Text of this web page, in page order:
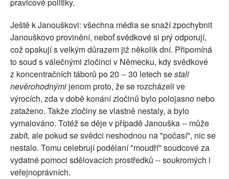
pravicové politiky.
Ještě k Janouškovi: všechna média se snaží zpochybnit
Janouškovo provinění, neboť svědkové si prý odporují,
což opakují s velkým důrazem již několik dní. Připomíná
to soud s válečnými zločinci v Německu, kdy svědkové
z koncentračních táborů po 20 -- 30 letech sestali
nevěrohodnými jenom proto, že se rozcházeli ve
výrocích, zda v době konání zločinů bylo polojasno nebo
zataženo. Takže zločiny se vlastně nestaly, a bylo
vymalováno. Totéž se děje v případě Janouška -- může
zabít, ale pokud se svědci neshodnou na "počasí", nic se
nestalo. Tomu celebrují podělaní "moudří" soudcové za
vydatné pomoci sdělovacích prostředků -- soukromých i
veřejnoprávních.